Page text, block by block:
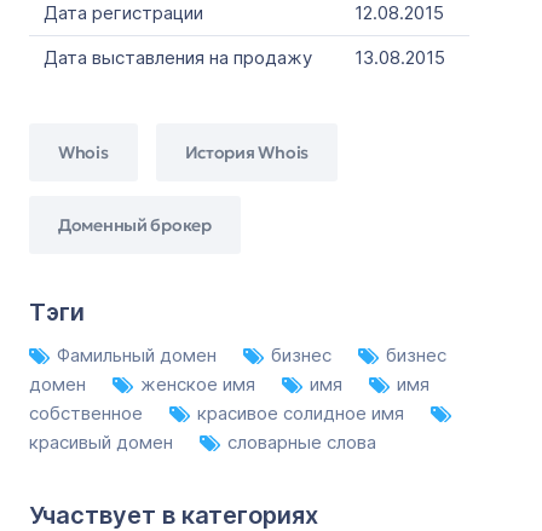
Дата регистрации
12.08.2015
Дата выставления на продажу
13.08.2015
Whois История Whois
Доменный брокер
Тэги
Фамильный домен бизнес
бизнес
домен
женское имя имя
имя
собственное
красивое солидное имя
красивый домен
словарные слова
Участвует в категориях